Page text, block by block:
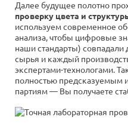
Далее будущее полотно
проверку цвета и
используем современное
анализа, чтобы цифровые
наши стандарты) совпадали
сырья и каждый
экспертами-технологами.
полностью
партиям — Вы получаете